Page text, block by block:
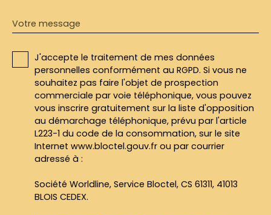
Votre message
J'accepte le traitement de mes données
personnelles conformément au RGPD. Si vous ne
souhaitez pas faire l'objet de prospection
commerciale par voie téléphonique, vous pouvez
vous inscrire gratuitement sur la liste d'opposition
au démarchage téléphonique, prévu par l'article
L223-1 du code de la consommation, sur le site
Internet www.bloctel.gouv.fr ou par courrier
adressé à :
Société Worldline, Service Bloctel, CS 61311, 41013
BLOIS CEDEX.